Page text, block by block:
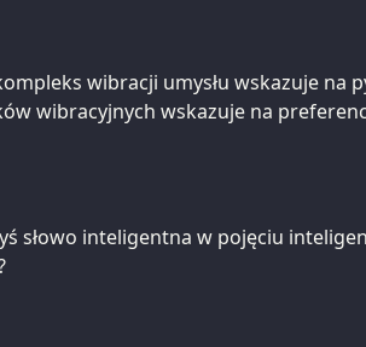
wibracji umysłu wskazuje na
wibracyjnych wskazuje na
słowo inteligentna w pojęciu